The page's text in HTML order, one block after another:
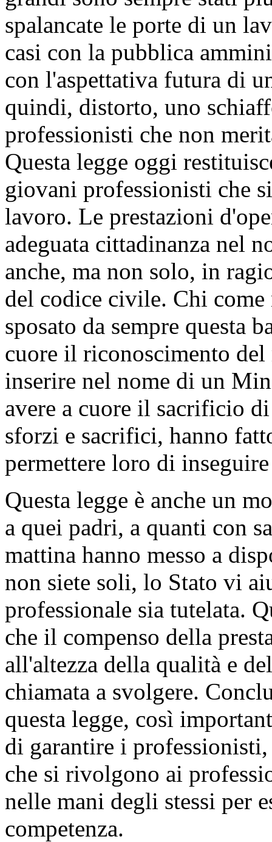
spalancate le porte di un
casi con la pubblica
con l'aspettativa futura di
quindi, distorto, uno
professionisti che non
Questa legge oggi
giovani professionisti che
lavoro. Le prestazioni
adeguata cittadinanza nel
anche, ma non solo, in
del codice civile. Chi
sposato da sempre questa
cuore il riconoscimento
inserire nel nome di un
avere a cuore il sacrificio
sforzi e sacrifici, hanno
permettere loro di
Questa legge è anche un
a quei padri, a quanti con
mattina hanno messo a
non siete soli, lo Stato vi
professionale sia tutelata.
che il compenso della
all'altezza della qualità e
chiamata a svolgere.
questa legge, così
di garantire i
che si rivolgono ai
nelle mani degli stessi per
competenza.